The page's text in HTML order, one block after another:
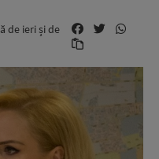
de ieri și de